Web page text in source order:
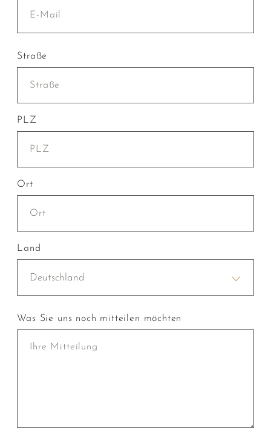
Straße
PLZ
Ort
Land
Deutschland
Was Sie uns noch mitteilen möchten